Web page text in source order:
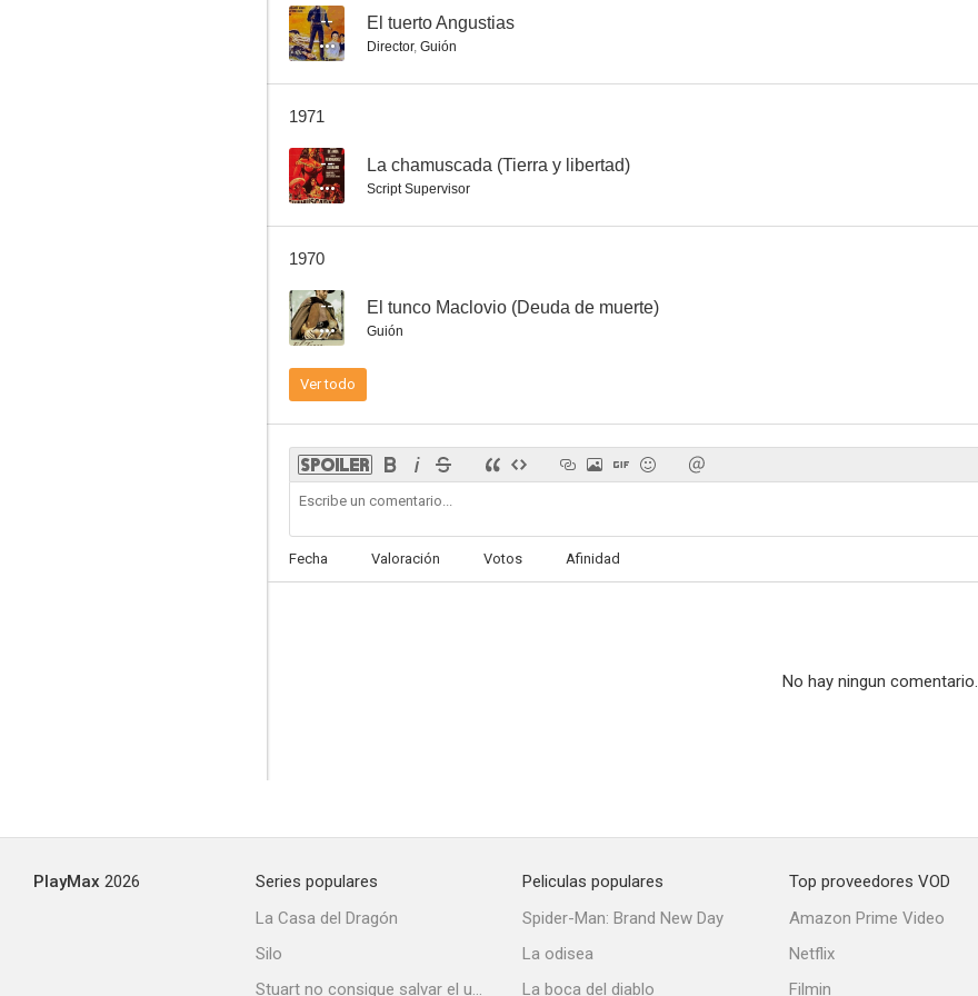
-- El tuerto Angustias
Director, Guión
1971
-- La chamuscada (Tierra y libertad)
Script Supervisor
1970
-- El tunco Maclovio (Deuda de muerte)
Guión
Ver todo
Fecha Valoración Votos Afinidad
No hay ningun comentario.
PlayMax 2026
Series populares
La Casa del Dragón
Silo
Stuart no consigue salvar el universo
Peliculas populares
Spider-Man: Brand New Day
La odisea
La boca del diablo
Top proveedores VOD
Amazon Prime Video
Netflix
Filmin